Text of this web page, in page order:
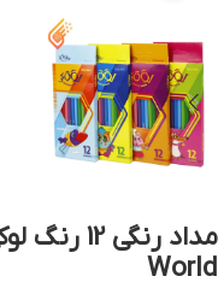
World